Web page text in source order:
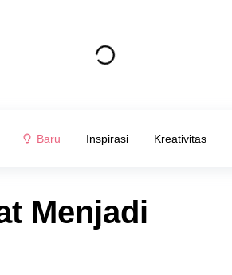
Baru Inspirasi Kreativitas
Menjadi